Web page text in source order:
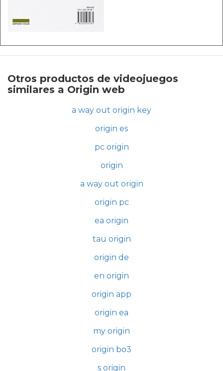
Otros productos de videojuegos
similares a Origin web
a way out origin key
origin es
pc origin
origin
a way out origin
origin pc
ea origin
tau origin
origin de
en origin
origin app
origin ea
my origin
origin bo3
s origin